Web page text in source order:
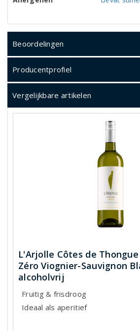
Beoordelingen
Producentprofiel
Vergelijkbare artikelen
L'Arjolle Côtes de
Zéro Viognier-Sauvignon
alcoholvrij
Fruitig & frisdroog
Ideaal als aperitief